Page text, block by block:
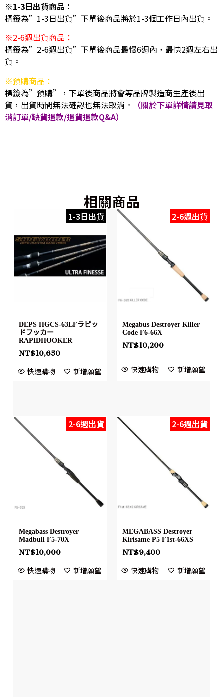
※1-3日出貨商品：
標籤為”1-3日出貨”下單後商品將於1-3個工作日內出貨。
※2-6週出貨商品：
標籤為”2-6週出貨”下單後商品最慢6週內，最快2週左右出
貨。
※預購商品：
標籤為”預購”，下單後商品將會等品牌製造商生產後出
貨，出貨時間無法確認也無法取消。
（關於下單詳情請見取
消訂單/缺貨退款/退貨退款Q&A）
相關商品
1-3日出貨
DEPS HGCS-63LFラピッ
ドフッカー
RAPIDHOOKER
NT$10,650
快速購物 新增願望
2-6週出貨
Megabus Destroyer Killer
Code F6-66X
NT$10,200
快速購物 新增願望
2-6週出貨
Megabass Destroyer
Madbull F5-70X
NT$10,000
快速購物 新增願望
2-6週出貨
MEGABASS Destroyer
Kirisame P5 F1st-66XS
NT$9,400
快速購物 新增願望